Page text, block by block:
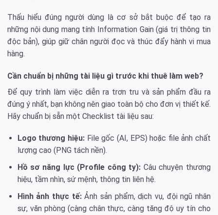
Thấu hiểu đúng người dùng là cơ sở bắt buộc để tạo ra
những nội dung mang tính Information Gain (giá trị thông tin
độc bản), giúp giữ chân người đọc và thúc đẩy hành vi mua
hàng.
Cần chuẩn bị những tài liệu gì trước khi thuê làm web?
Để quy trình làm việc diễn ra trơn tru và sản phẩm đầu ra
đúng ý nhất, bạn không nên giao toàn bộ cho đơn vị thiết kế.
Hãy chuẩn bị sẵn một Checklist tài liệu sau:
Logo thương hiệu: File gốc (AI, EPS) hoặc file ảnh chất
lượng cao (PNG tách nền).
Hồ sơ năng lực (Profile công ty): Câu chuyện thương
hiệu, tầm nhìn, sứ mệnh, thông tin liên hệ.
Hình ảnh thực tế:Ảnh sản phẩm, dịch vụ, đội ngũ nhân
sự, văn phòng (càng chân thực, càng tăng độ uy tín cho